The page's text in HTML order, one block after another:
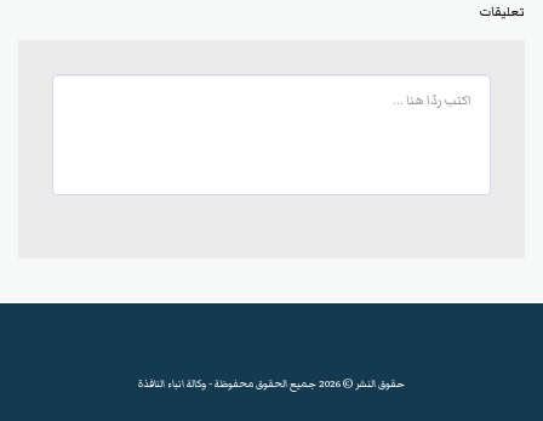
تعليقات
حقوق النشر © 2026 جميع الحقوق محفوظة - وكالة انباء النافذة